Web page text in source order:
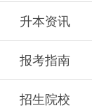
升本资讯
报考指南
招生院校